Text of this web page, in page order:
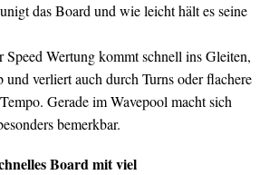
das Board und wie leicht hält es seine
Wertung kommt schnell ins Gleiten,
verliert auch durch Turns oder flachere
Gerade im Wavepool macht sich
bemerkbar.
Board mit viel